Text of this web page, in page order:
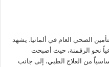
الصحي العام في ألمانيا. يشهد
نحو الرقمنة، حيث أصبحت
من العلاج الطبي، إلى جانب